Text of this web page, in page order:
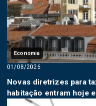
Economia
01/08/2026
Novas diretrizes para
habitação entram hoje